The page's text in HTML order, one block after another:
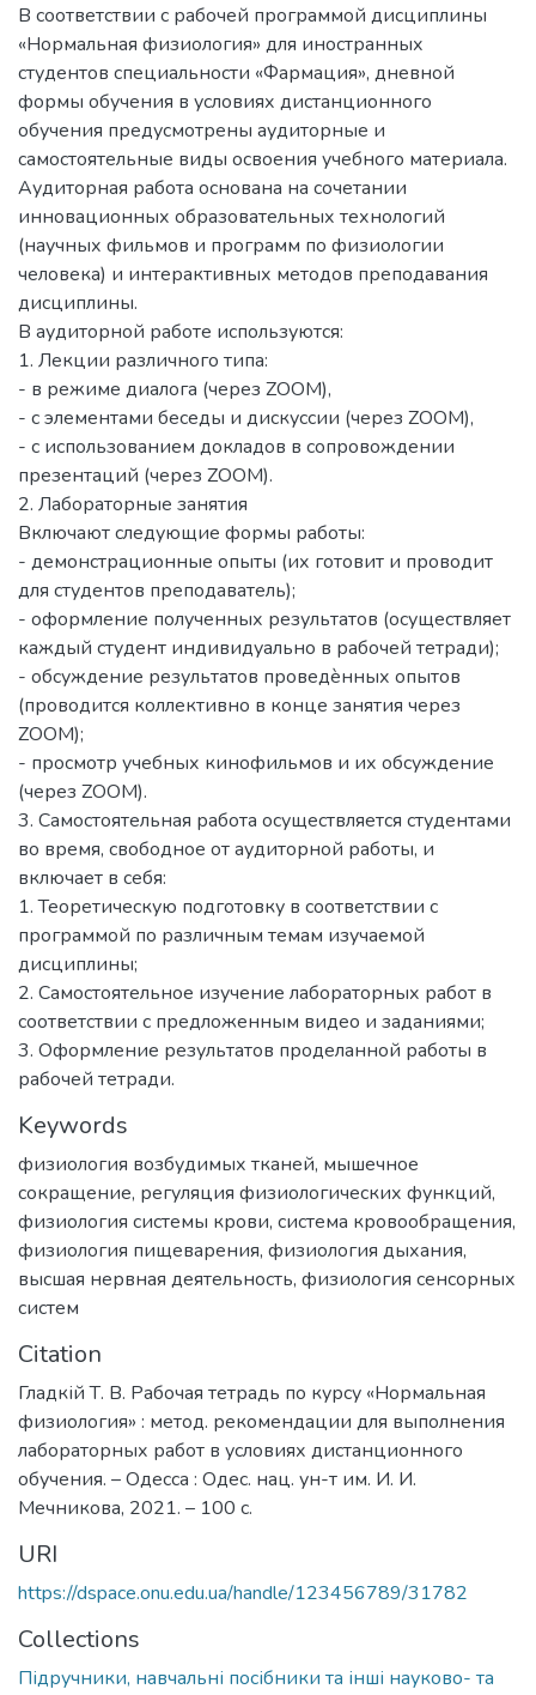
В соответствии с рабочей программой дисциплины
«Нормальная физиология» для иностранных
студентов специальности «Фармация», дневной
формы обучения в условиях дистанционного
обучения предусмотрены аудиторные и
самостоятельные виды освоения учебного материала.
Аудиторная работа основана на сочетании
инновационных образовательных технологий
(научных фильмов и программ по физиологии
человека) и интерактивных методов преподавания
дисциплины.
В аудиторной работе используются:
1. Лекции различного типа:
- в режиме диалога (через ZOOM),
- с элементами беседы и дискуссии (через ZOOM),
- с использованием докладов в сопровождении
презентаций (через ZOOM).
2. Лабораторные занятия
Включают следующие формы работы:
- демонстрационные опыты (их готовит и проводит
для студентов преподаватель);
- оформление полученных результатов (осуществляет
каждый студент индивидуально в рабочей тетради);
- обсуждение результатов проведѐнных опытов
(проводится коллективно в конце занятия через
ZOOM);
- просмотр учебных кинофильмов и их обсуждение
(через ZOOM).
3. Самостоятельная работа осуществляется студентами
во время, свободное от аудиторной работы, и
включает в себя:
1. Теоретическую подготовку в соответствии с
программой по различным темам изучаемой
дисциплины;
2. Самостоятельное изучение лабораторных работ в
соответствии с предложенным видео и заданиями;
3. Оформление результатов проделанной работы в
рабочей тетради.
Keywords
физиология возбудимых тканей, мышечное
сокращение, регуляция физиологических функций,
физиология системы крови, система кровообращения,
физиология пищеварения, физиология дыхания,
высшая нервная деятельность, физиология сенсорных
систем
Citation
Гладкій Т. В. Рабочая тетрадь по курсу «Нормальная
физиология» : метод. рекомендации для выполнения
лабораторных работ в условиях дистанционного
обучения. – Одесса : Одес. нац. ун-т им. И. И.
Мечникова, 2021. – 100 с.
URI
https://dspace.onu.edu.ua/handle/123456789/31782
Collections
Підручники, навчальні посібники та інші науково- та